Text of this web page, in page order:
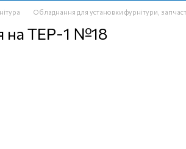
Обладнання для установки фурнітури,
на TEP-1 №18